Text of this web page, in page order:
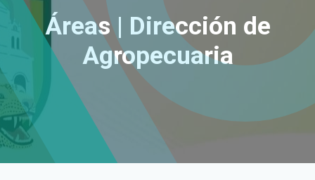
Áreas | Dirección de
Agropecuaria